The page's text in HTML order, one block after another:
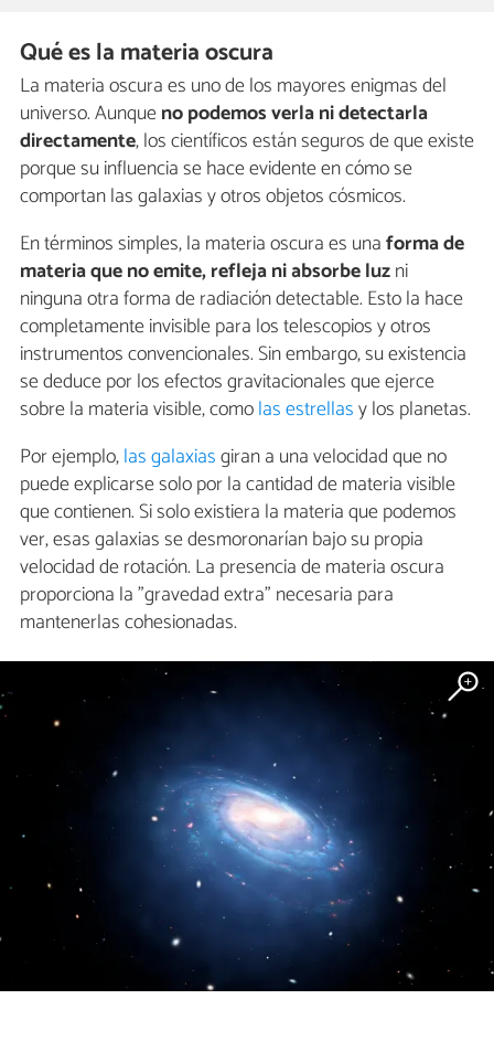
Qué es la materia oscura
La materia oscura es uno de los mayores enigmas del
universo. Aunqueno podemos verla ni detectarla
directamente, los científicos están seguros de que existe
porque su influencia se hace evidente en cómo se
comportan las galaxias y otros objetos cósmicos.
En términos simples, la materia oscura es unaforma de
materia que no emite, refleja ni absorbe luzni
ninguna otra forma de radiación detectable. Esto la hace
completamente invisible para los telescopios y otros
instrumentos convencionales. Sin embargo, su existencia
se deduce por los efectos gravitacionales que ejerce
sobre la materia visible, comolas estrellasy los planetas.
Por ejemplo,las galaxiasgiran a una velocidad que no
puede explicarse solo por la cantidad de materia visible
que contienen. Si solo existiera la materia que podemos
ver, esas galaxias se desmoronarían bajo su propia
velocidad de rotación. La presencia de materia oscura
proporciona la "gravedad extra" necesaria para
mantenerlas cohesionadas.